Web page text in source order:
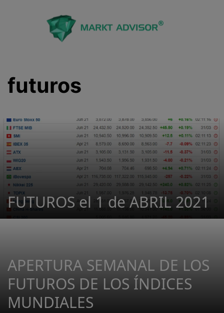
futuros
FUTUROS el 1 de ABRIL 2021
APERTURA SEMANAL DE LOS
FUTUROS DE LOS ÍNDICES
MUNDIALES